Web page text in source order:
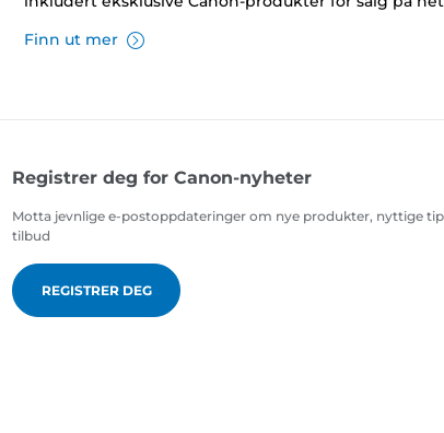
Finn ut mer
Registrer deg for Canon-nyheter
Motta jevnlige e-postoppdateringer om nye produkter, nyttige
tilbud
REGISTRER DEG